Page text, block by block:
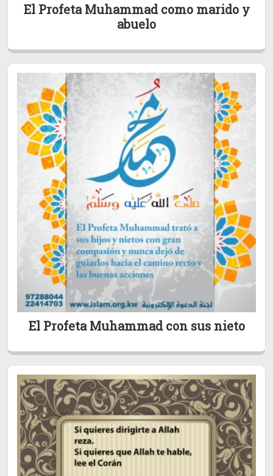
El Profeta Muhammad como marido y
abuelo
El Profeta Muhammad con sus nieto